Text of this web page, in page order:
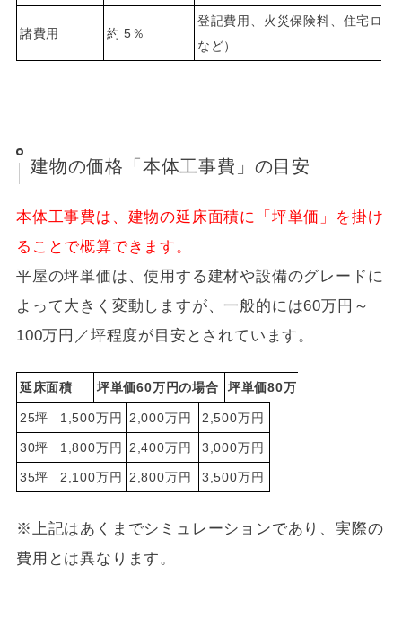
諸費用 約 5％
登記費用、火災保険料、住宅ロ
など）
建物の価格「本体工事費」の目安
本体工事費は、建物の延床面積に「坪単価」を掛け
ることで概算できます。
平屋の坪単価は、使用する建材や設備のグレードに
よって大きく変動しますが、一般的には60万円～
100万円／坪程度が目安とされています。
延床面積 坪単価60万円の場合 坪単価80万円の場合
25坪 1,500万円 2,000万円 2,500万円
30坪 1,800万円 2,400万円 3,000万円
35坪 2,100万円 2,800万円 3,500万円
※上記はあくまでシミュレーションであり、実際の
費用とは異なります。